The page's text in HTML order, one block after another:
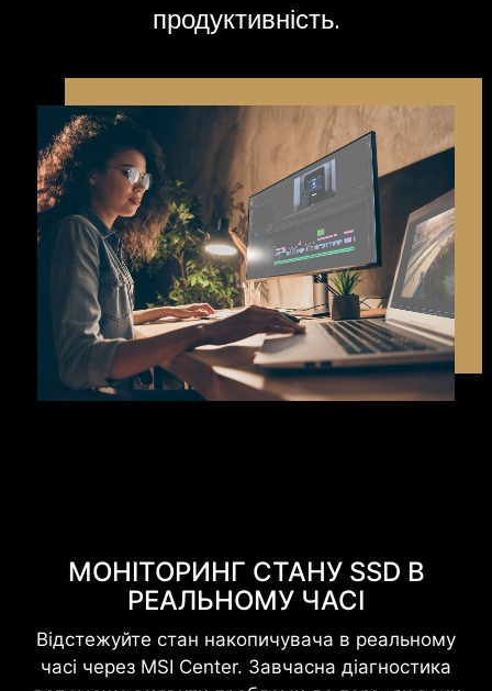
продуктивність.
МОНІТОРИНГ СТАНУ SSD В
РЕАЛЬНОМУ ЧАСІ
Відстежуйте стан накопичувача в реальному
часі через MSI Center. Завчасна діагностика